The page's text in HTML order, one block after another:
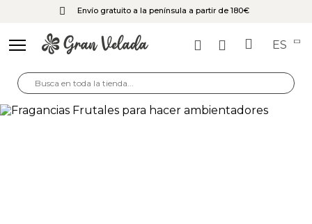
Envío gratuito a la península a partir de 180€
ES